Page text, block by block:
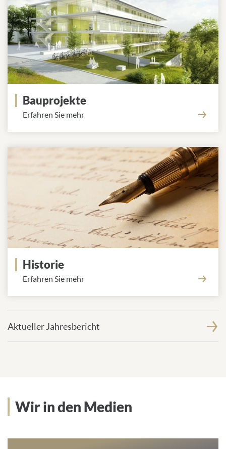
Bauprojekte
Erfahren Sie mehr
Historie
Erfahren Sie mehr
Aktueller Jahresbericht
Wir in den Medien
Wir in den Medien